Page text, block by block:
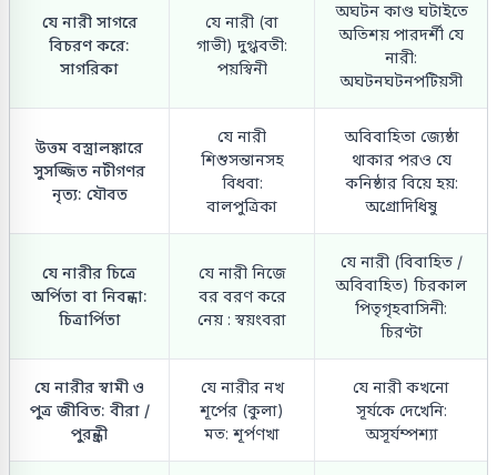
যে নারী সাগরে
বিচরণ করে:
সাগরিকা
যে নারী (বা
গাভী) দুগ্ধবতী:
পয়স্বিনী
অঘটন কাণ্ড ঘটাইতে
অতিশয় পারদর্শী যে
নারী:
অঘটনঘটনপটিয়সী
উত্তম বস্ত্রালঙ্কারে
সুসজ্জিত নটীগণর
নৃত্য: যৌবত
যে নারী
শিশুসন্তানসহ
বিধবা:
বালপুত্রিকা
অবিবাহিতা জ্যেষ্ঠা
থাকার পরও যে
কনিষ্ঠার বিয়ে হয়:
অগ্রোদিধিষু
যে নারীর চিত্রে
অর্পিতা বা নিবন্ধা:
চিত্রার্পিতা
যে নারী নিজে
বর বরণ করে
নেয় : স্বয়ংবরা
যে নারী (বিবাহিত /
অবিবাহিত) চিরকাল
পিতৃগৃহবাসিনী:
চিরণ্টা
যে নারীর স্বামী ও
পুত্র জীবিত: বীরা /
পুরন্ধ্রী
যে নারীর নখ
শূর্পের (কুলা)
মত: শূর্পণখা
যে নারী কখনো
সূর্যকে দেখেনি:
অসূর্যম্পশ্যা